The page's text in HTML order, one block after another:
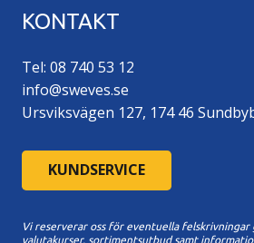
KONTAKT
Tel: 08 740 53 12
info@sweves.se
Ursviksvägen 127, 174 46
KUNDSERVICE
Vi reserverar oss för eventuella felskrivningar
valutakurser, sortimentsutbud samt